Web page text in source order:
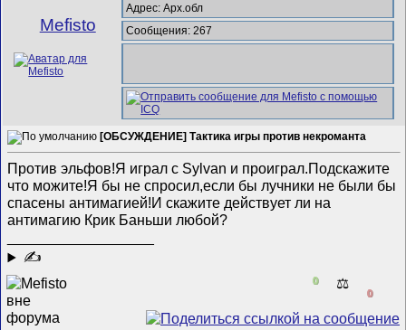
Mefisto
Адрес: Арх.обл
Сообщения: 267
[ОБСУЖДЕНИЕ] Тактика игры против некроманта
Против эльфов!Я играл с Sylvan и проиграл.Подскажите
что можите!Я бы не спросил,если бы лучники не были бы
спасены антимагией!И скажите действует ли на
антимагию Крик Баньши любой?
✍
0 ⚖️
0